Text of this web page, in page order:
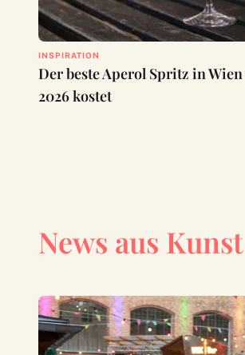
INSPIRATION
Der beste Aperol Spritz in
2026 kostet
News aus